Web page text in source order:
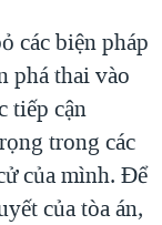
các biện pháp
phá thai vào
tiếp cận
trong các
của mình. Để
của tòa án,